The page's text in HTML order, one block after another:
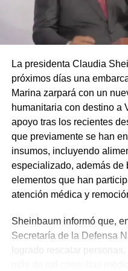
La presidenta Claudia
próximos días una
Marina zarpará con un
humanitaria con destino a
apoyo tras los recientes
que previamente se han
insumos, incluyendo
especializado, además de
elementos que han
atención médica y
Sheinbaum informó que,
Secretaría de la Defensa
logrado rescatar